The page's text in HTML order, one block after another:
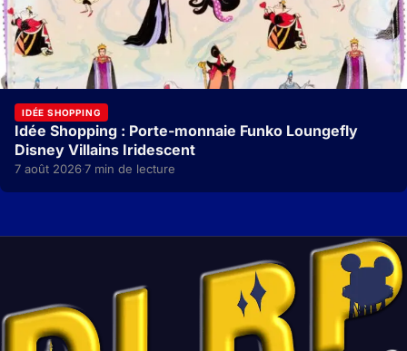
IDÉE SHOPPING
Idée Shopping : Porte-monnaie Funko Loungefly
Disney Villains Iridescent
7 août 2026·7 min de lecture